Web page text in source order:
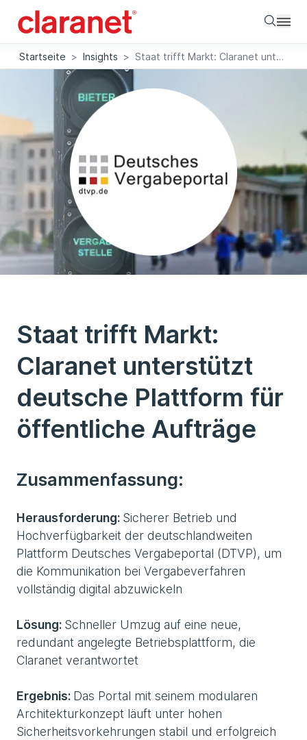
Startseite > Insights > Staat trifft Markt: Claranet unterstützt deutsche Plattform für öffentliche Aufträge
Staat trifft Markt:
Claranet unterstützt
deutsche Plattform für
öffentliche Aufträge
Zusammenfassung:
Herausforderung: Sicherer Betrieb und
Hochverfügbarkeit der deutschlandweiten
Plattform Deutsches Vergabeportal (DTVP), um
die Kommunikation bei Vergabeverfahren
vollständig digital abzuwickeln
Lösung: Schneller Umzug auf eine neue,
redundant angelegte Betriebsplattform, die
Claranet verantwortet
Ergebnis: Das Portal mit seinem modularen
Architekturkonzept läuft unter hohen
Sicherheitsvorkehrungen stabil und erfolgreich